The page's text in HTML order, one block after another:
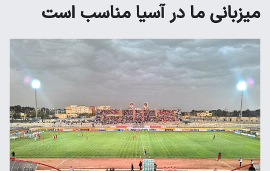
میزبانی ما در آسیا مناسب است